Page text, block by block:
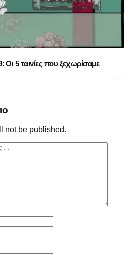
Οι 5 ταινίες που ξεχωρίσαμε
not be published.